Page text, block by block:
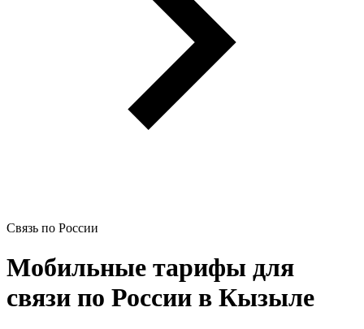
Связь по России
Мобильные тарифы для
связи по России в Кызыле